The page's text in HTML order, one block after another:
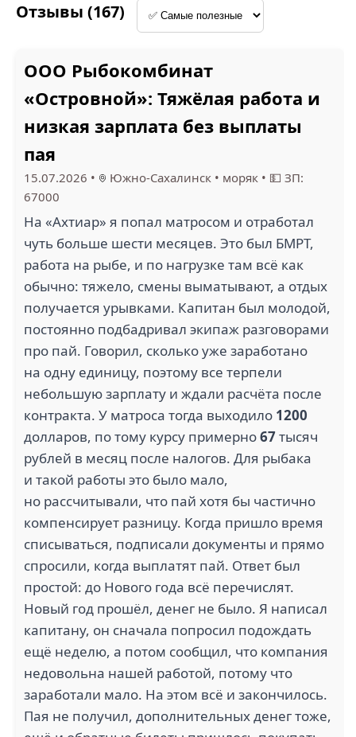
РП БУНКЕР (3) АВРОРА (2)
1
АНТЕЙ (2) РОСРЫБФЛОТ (2)
МЕТЕЛИЦА (2)
СЕВЕРНЫЙ АЛЬЯНС
(2)
АНТЕЙ СЕВЕР (2) АМУРСКОЕ (2)
1
ТРАНС ГРУП СПБ (2)
УК
ДАЛЬНЕВОСТОЧНЫЙ
РЫБАК (2)
Отзывы (167)
ООО Рыбокомбинат
«Островной»: Тяжёлая работа и
низкая зарплата без выплаты
пая
15.07.2026 • Южно-Сахалинск • моряк • 💵 ЗП:
67000
На «Ахтиар» я попал матросом и отработал
чуть больше шести месяцев. Это был БМРТ,
работа на рыбе, и по нагрузке там всё как
обычно: тяжело, смены выматывают, а отдых
получается урывками. Капитан был молодой,
постоянно подбадривал экипаж разговорами
про пай. Говорил, сколько уже заработано
на одну единицу, поэтому все терпели
небольшую зарплату и ждали расчёта после
контракта. У матроса тогда выходило 1200
долларов, по тому курсу примерно67тысяч
рублей в месяц после налогов. Для рыбака
и такой работы это было мало,
но рассчитывали, что пай хотя бы частично
компенсирует разницу. Когда пришло время
списываться, подписали документы и прямо
спросили, когда выплатят пай. Ответ был
простой: до Нового года всё перечислят.
Новый год прошёл, денег не было. Я написал
капитану, он сначала попросил подождать
ещё неделю, а потом сообщил, что компания
недовольна нашей работой, потому что
заработали мало. На этом всё и закончилось.
Пая не получил, дополнительных денег тоже,